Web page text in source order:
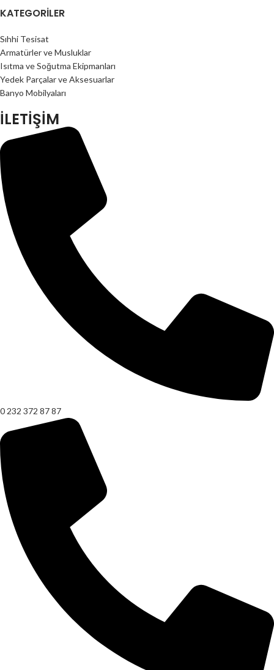
KATEGORILER
Sıhhi Tesisat
Armatürler ve Musluklar
Isıtma ve Soğutma Ekipmanları
Yedek Parçalar ve Aksesuarlar
Banyo Mobilyaları
İLETİŞİM
0 232 372 87 87